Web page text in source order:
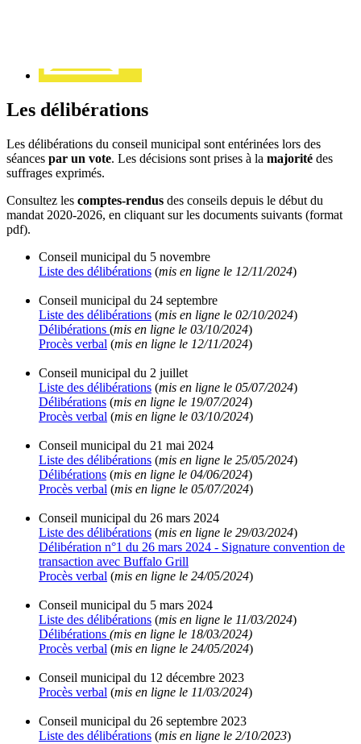
Les délibérations
Les délibérations du conseil municipal sont entérinées lors des
séances par un vote. Les décisions sont prises à la majorité des
suffrages exprimés.
Consultez les comptes-rendus des conseils depuis le début du
mandat 2020-2026, en cliquant sur les documents suivants (format
pdf).
Conseil municipal du 5 novembre
Liste des délibérations (mis en ligne le 12/11/2024)
Conseil municipal du 24 septembre
Liste des délibérations (mis en ligne le 02/10/2024)
Délibérations (mis en ligne le 03/10/2024)
Procès verbal (mis en ligne le 12/11/2024)
Conseil municipal du 2 juillet
Liste des délibérations (mis en ligne le 05/07/2024)
Délibérations (mis en ligne le 19/07/2024)
Procès verbal (mis en ligne le 03/10/2024)
Conseil municipal du 21 mai 2024
Liste des délibérations (mis en ligne le 25/05/2024)
Délibérations (mis en ligne le 04/06/2024)
Procès verbal (mis en ligne le 05/07/2024)
Conseil municipal du 26 mars 2024
Liste des délibérations (mis en ligne le 29/03/2024)
Délibération n°1 du 26 mars 2024 - Signature convention de
transaction avec Buffalo Grill
Procès verbal (mis en ligne le 24/05/2024)
Conseil municipal du 5 mars 2024
Liste des délibérations (mis en ligne le 11/03/2024)
Délibérations (mis en ligne le 18/03/2024)
Procès verbal (mis en ligne le 24/05/2024)
Conseil municipal du 12 décembre 2023
Procès verbal (mis en ligne le 11/03/2024)
Conseil municipal du 26 septembre 2023
Liste des délibérations (mis en ligne le 2/10/2023)